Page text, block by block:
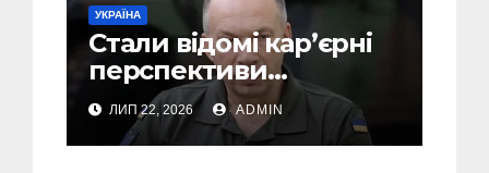
УКРАЇНА
Стали відомі кар’єрні
перспективи
Сирського після
звільнення з посади
Головкому ВСУ
ЛИП 22, 2026 ADMIN